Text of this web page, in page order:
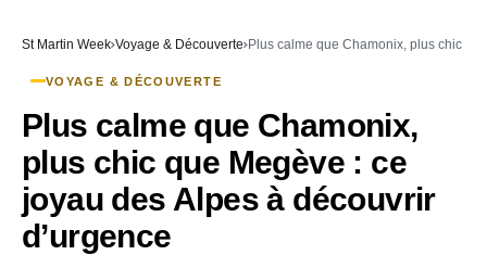
St Martin Week Voyage & Découverte Plus calme que Chamonix, plus chic
VOYAGE & DÉCOUVERTE
Plus calme que Chamonix,
plus chic que Megève : ce
joyau des Alpes à découvrir
d’urgence